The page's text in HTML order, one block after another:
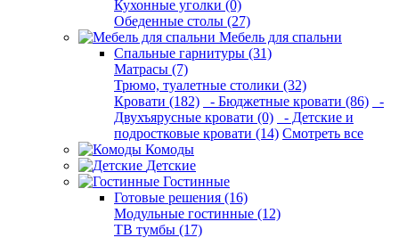
Кухонные уголки (0)
Обеденные столы (27)
Мебель для спальни
Спальные гарнитуры (31)
Матрасы (7)
Трюмо, туалетные столики (32)
Кровати (182)
- Бюджетные кровати (86)
-
Двухъярусные кровати (0)
- Детские и
подростковые кровати (14) Смотреть все
Комоды
Детские
Гостинные
Готовые решения (16)
Модульные гостинные (12)
ТВ тумбы (17)